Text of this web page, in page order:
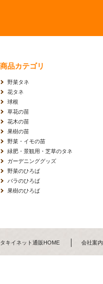
商品カテゴリ
野菜タネ
花タネ
球根
草花の苗
花木の苗
果樹の苗
野菜・イモの苗
緑肥・景観用・芝草のタネ
ガーデニンググッズ
野菜のひろば
バラのひろば
果樹のひろば
タキイネット通販HOME 会社案内